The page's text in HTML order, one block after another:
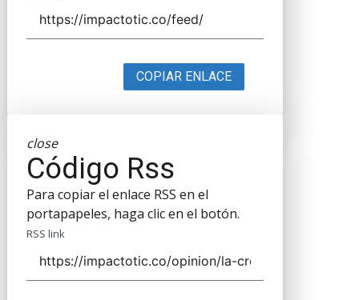
COPIAR ENLACE
close
Código Rss
Para copiar el enlace RSS en el
portapapeles, haga clic en el botón.
RSS link